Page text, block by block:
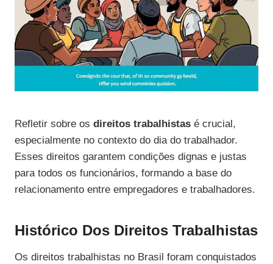
Refletir sobre os direitos trabalhistas é crucial,
especialmente no contexto do dia do trabalhador.
Esses direitos garantem condições dignas e justas
para todos os funcionários, formando a base do
relacionamento entre empregadores e trabalhadores.
Histórico Dos Direitos Trabalhistas
Os direitos trabalhistas no Brasil foram conquistados